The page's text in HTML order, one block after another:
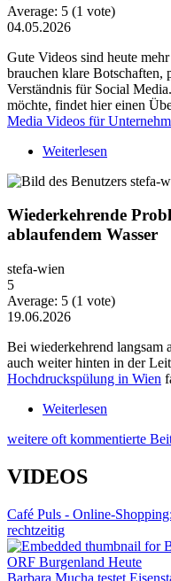
Average: 5 (1 vote)
04.05.2026
Gute Videos sind heute
brauchen klare Botschaften,
Verständnis für Social
möchte, findet hier einen
Media Videos für
Weiterlesen
Wiederkehrende
ablaufendem Wasser
stefa-wien
5
Average: 5 (1 vote)
19.06.2026
Bei wiederkehrend langsam
auch weiter hinten in der
Hochdruckspülung in Wien
Weiterlesen
weitere oft kommentierte
VIDEOS
Café Puls - Online-
rechtzeitig
Barbara Mucha testet